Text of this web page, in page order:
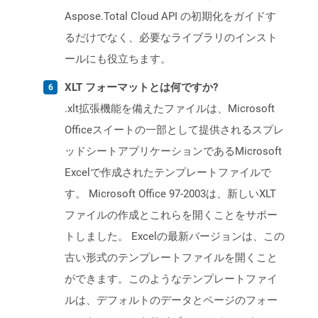
Aspose.Total Cloud API の初期化をガイドす
るだけでなく、必要なライブラリのインスト
ールにも役立ちます。
XLT フォーマットとは何ですか?
.xlt拡張機能を備えたファイルは、Microsoft
Officeスイートの一部として提供されるスプレ
ッドシートアプリケーションであるMicrosoft
Excelで作成されたテンプレートファイルで
す。 Microsoft Office 97-2003は、新しいXLT
ファイルの作成とこれらを開くことをサポー
トしました。 Excelの最新バージョンは、この
古い形式のテンプレートファイルを開くこと
ができます。このようなテンプレートファイ
ルは、デフォルトのデータとページのフォー